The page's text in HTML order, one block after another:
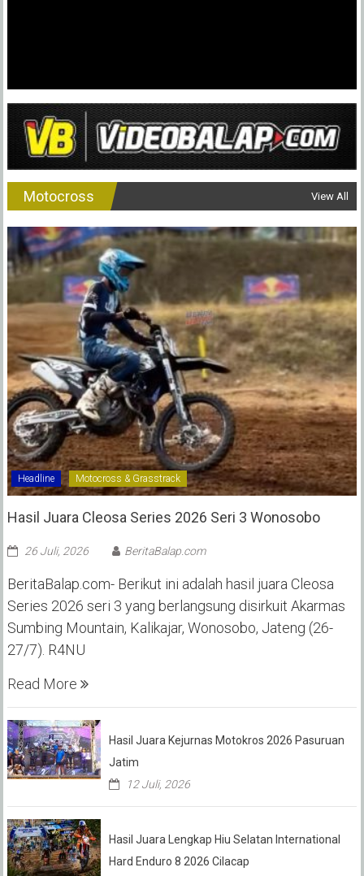
Juara
2023
Motocross View All
Headline Motocross & Grasstrack
Hasil Juara Cleosa Series 2026 Seri 3 Wonosobo ‎
26 Juli, 2026 BeritaBalap.com
BeritaBalap.com- Berikut ini adalah hasil juara Cleosa
Series 2026 seri 3 yang berlangsung disirkuit Akarmas
Sumbing Mountain, Kalikajar, Wonosobo, Jateng (26-
27/7). R4NU
Read More
Hasil Juara Kejurnas Motokros 2026 Pasuruan
Jatim
12 Juli, 2026
Hasil Juara Lengkap Hiu Selatan International
Hard Enduro 8 2026 Cilacap